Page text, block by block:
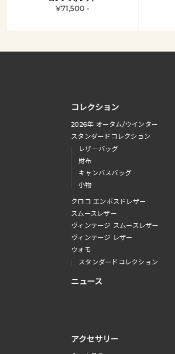
¥71,500 -
コレクション
2026年 オータム/ウインター
スタンダードコレクション
レザーバッグ
財布
キャンバスバッグ
小物
クロコ エンボスドレザー
スムースレザー
ヴィンテージ スムースレザー
ヴィンテージ レザー
ウォモ
スタンダードコレクション
ニュース
アクセサリー